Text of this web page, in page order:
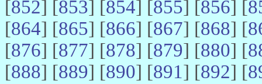
[852] [853] [854] [855] [856] [
[864] [865] [866] [867] [868] [
[876] [877] [878] [879] [880] [
[888] [889] [890] [891] [892] [